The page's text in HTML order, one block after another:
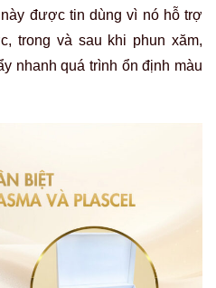
được tin dùng vì nó hỗ trợ
trong và sau khi phun xăm,
nhanh quá trình ổn định màu